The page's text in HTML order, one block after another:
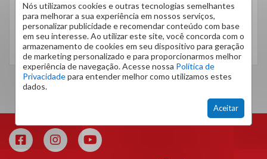
Nós utilizamos cookies e outras tecnologias semelhantes
para melhorar a sua experiência em nossos serviços,
personalizar publicidade e recomendar conteúdo com base
em seu interesse. Ao utilizar este site, você concorda com o
armazenamento de cookies em seu dispositivo para geração
de marketing personalizado e para proporcionarmos melhor
experiência de navegação. Acesse nossa Política de
Privacidadepara entender melhor como utilizamos estes
dados.
Aceitar
LEIA MAIS